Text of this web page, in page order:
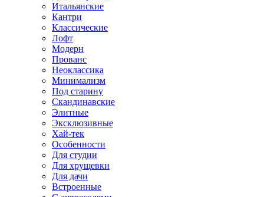
Итальянские
Кантри
Классические
Лофт
Модерн
Прованс
Неоклассика
Минимализм
Под старину
Скандинавские
Элитные
Эксклюзивные
Хай-тек
Особенности
Для студии
Для хрущевки
Для дачи
Встроенные